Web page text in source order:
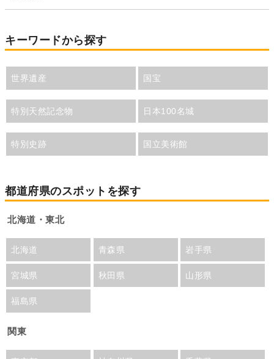
キーワードから探す
世界遺産 国宝
特別天然記念物 日本100名城
特別史跡 国立美術館
都道府県のスポットを探す
北海道・東北
北海道 青森県 岩手県
宮城県 秋田県 山形県
福島県
関東